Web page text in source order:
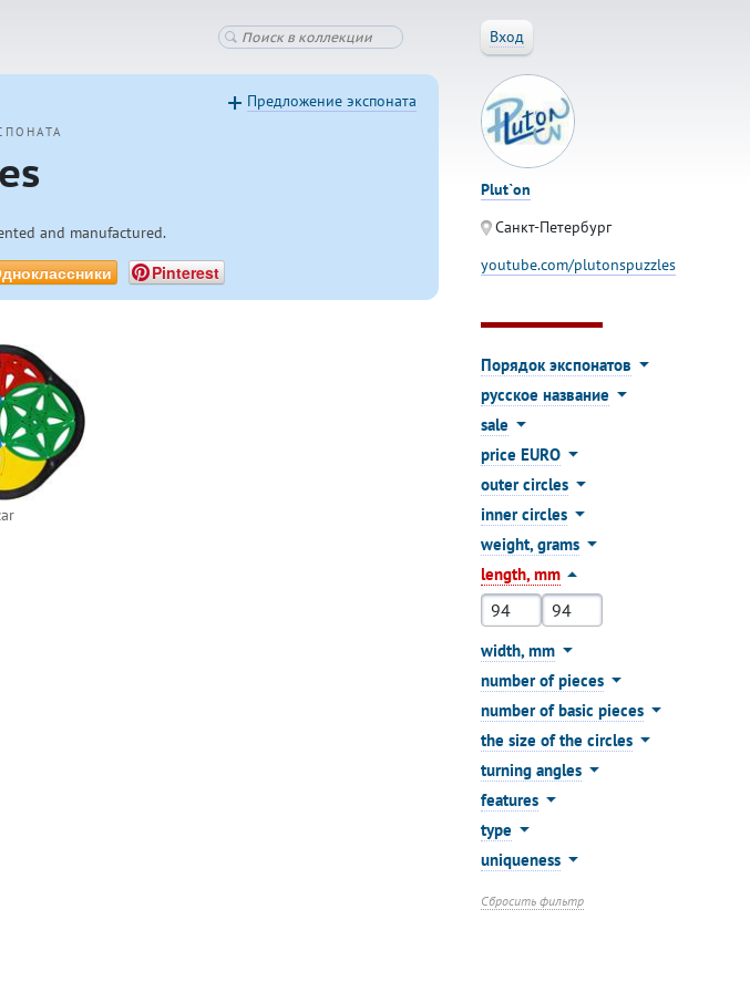
Вход
and manufactured.
Pinterest
Предложение экспоната
Plut`on
Санкт-Петербург
youtube.com/plutonspuzzles
Порядок экспонатов
русское название
sale
price EURO
outer circles
inner circles
weight, grams
length, mm
width, mm
number of pieces
number of basic pieces
the size of the circles
turning angles
features
type
uniqueness
Сбросить фильтр